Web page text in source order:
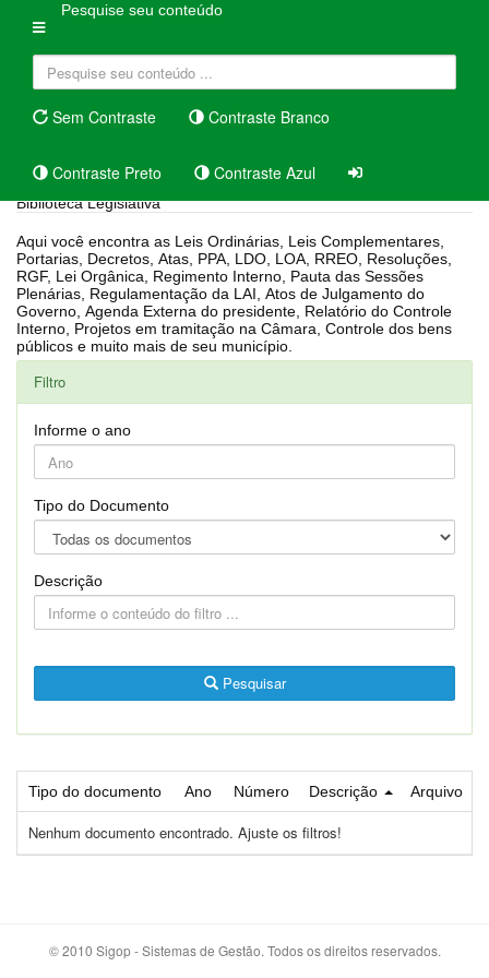
Pesquise seu conteúdo
Sem Contraste Contraste Branco
Contraste Preto Contraste Azul
Biblioteca Legislativa
Aqui você encontra as Leis Ordinárias, Leis Complementares,
Portarias, Decretos, Atas, PPA, LDO, LOA, RREO, Resoluções,
RGF, Lei Orgânica, Regimento Interno, Pauta das Sessões
Plenárias, Regulamentação da LAI, Atos de Julgamento do
Governo, Agenda Externa do presidente, Relatório do Controle
Interno, Projetos em tramitação na Câmara, Controle dos bens
públicos e muito mais de seu município.
Filtro
Informe o ano
Tipo do Documento
Descrição
Pesquisar
Tipo do documento Ano Número Descrição Arquivo
Nenhum documento encontrado. Ajuste os filtros!
© 2010 Sigop - Sistemas de Gestão. Todos os direitos reservados.